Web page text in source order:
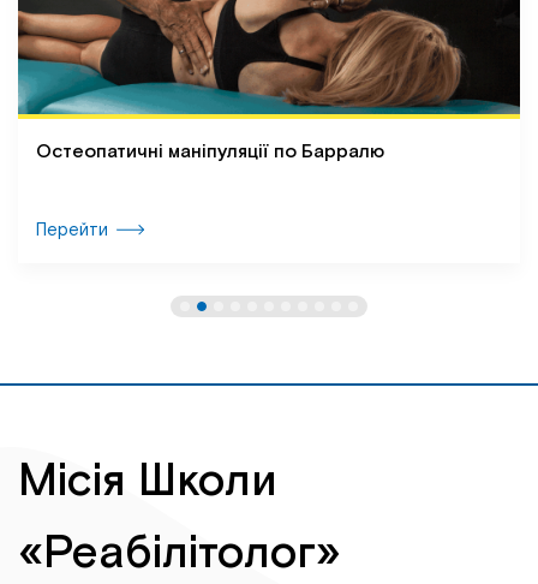
Краніосакральна терапія по Апледжеру
Перейти
Місія Школи
«Реабілітолог»